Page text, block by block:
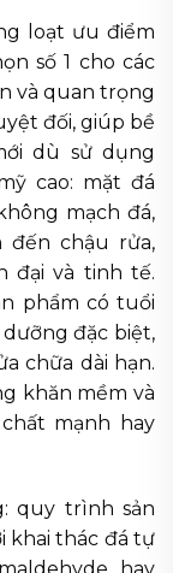
loạt ưu điểm
số 1 cho các
và quan trọng
đối, giúp bề
dù sử dụng
cao: mặt đá
mạch đá,
chậu rửa,
đại và tinh tế.
phẩm có tuổi
đặc biệt,
chữa dài hạn.
khăn mềm và
mạnh hay
quy trình sản
khai thác đá tự
hay